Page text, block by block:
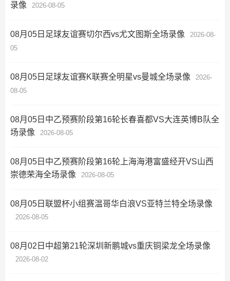
录像
2026-08-05
08月05日足球友谊赛切尔西vs尤文图斯全场录像
2026-08-
05
08月05日足球友谊赛K联赛全明星vs曼城全场录像
2026-
08-05
08月05日中乙预赛阶段第16轮长春喜都VS大连英博B队全
场录像
2026-08-05
08月05日中乙预赛阶段第16轮上海海港富盛经开VS山西
崇德荣海全场录像
2026-08-05
08月05日联盟杯小组赛温哥华白浪VS亚特兰特全场录像
2026-08-05
08月02日中超第21轮深圳新鹏城vs重庆铜梁龙全场录像
2026-08-02